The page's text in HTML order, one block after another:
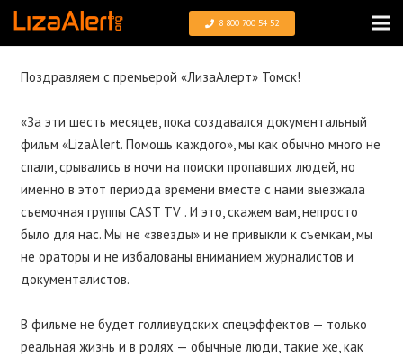
8 800 700 54 52
Поздравляем с премьерой «ЛизаАлерт» Томск!
«За эти шесть месяцев, пока создавался документальный
фильм «LizaAlert. Помощь каждого», мы как обычно много не
спали, срывались в ночи на поиски пропавших людей, но
именно в этот периода времени вместе с нами выезжала
съемочная группы CAST TV . И это, скажем вам, непросто
было для нас. Мы не «звезды» и не привыкли к съемкам, мы
не ораторы и не избалованы вниманием журналистов и
документалистов.
В фильме не будет голливудских спецэффектов — только
реальная жизнь и в ролях — обычные люди, такие же, как